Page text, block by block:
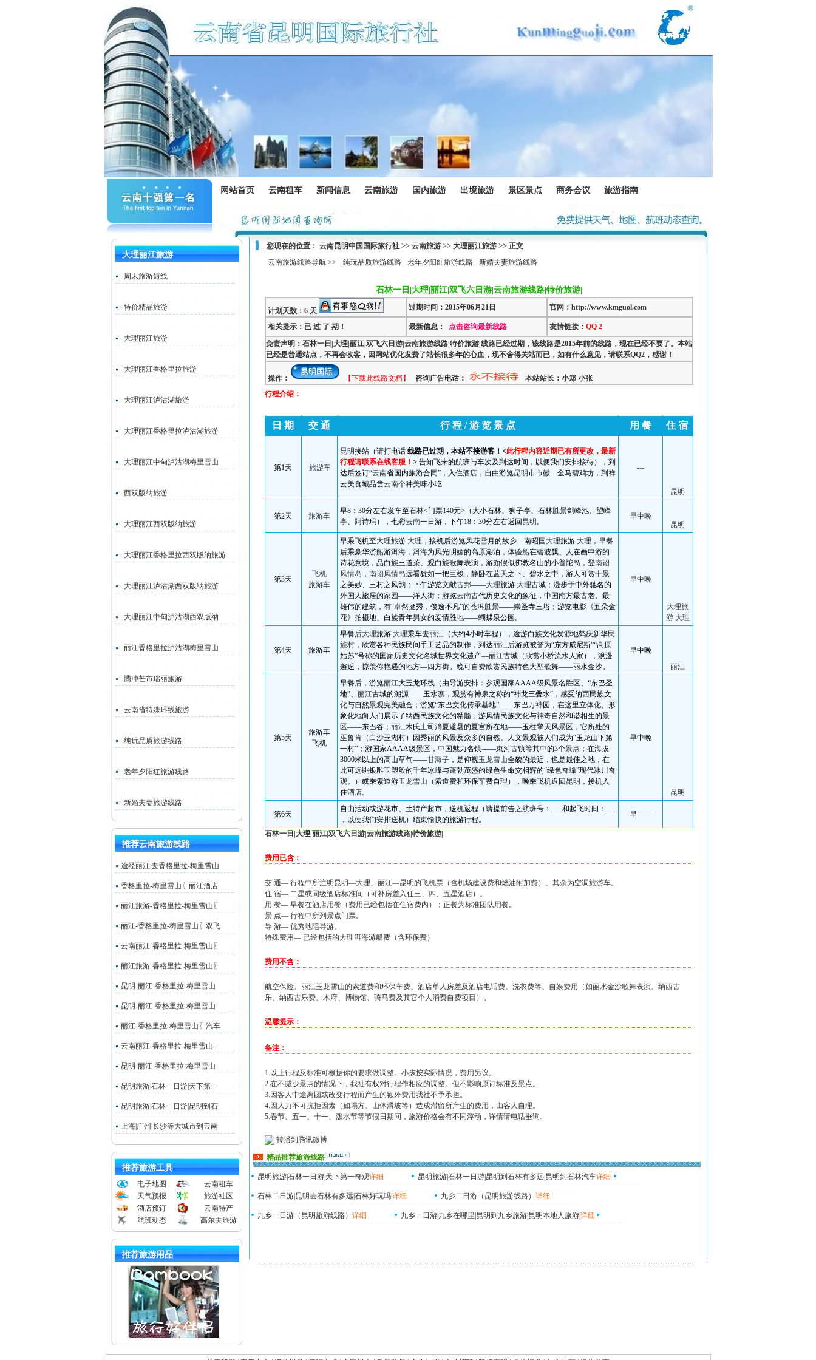
网站首页 云南租车 新闻信息 云南旅游 国内旅游 出境旅游 景区景点 商务会议 旅游指南
大理丽江旅游
周末旅游短线
特价精品旅游
大理丽江旅游
大理丽江香格里拉旅游
大理丽江泸沽湖旅游
大理丽江香格里拉泸沽湖旅游
大理丽江中甸泸沽湖梅里雪山
西双版纳旅游
大理丽江西双版纳旅游
大理丽江香格里拉西双版纳旅游
大理丽江泸沽湖西双版纳旅游
大理丽江中甸泸沽湖西双版纳
丽江香格里拉泸沽湖梅里雪山
腾冲芒市瑞丽旅游
云南省特殊环线旅游
纯玩品质旅游线路
老年夕阳红旅游线路
新婚夫妻旅游线路
推荐云南旅游线路
途经丽江|去香格里拉-梅里雪山
香格里拉-梅里雪山〖丽江酒店
丽江旅游-香格里拉-梅里雪山〖
丽江-香格里拉-梅里雪山〖双飞
云南丽江-香格里拉-梅里雪山〖
丽江旅游-香格里拉-梅里雪山〖
昆明-丽江-香格里拉-梅里雪山
昆明-丽江-香格里拉-梅里雪山
丽江-香格里拉-梅里雪山〖汽车
云南丽江-香格里拉-梅里雪山-
昆明-丽江-香格里拉-梅里雪山
昆明旅游|石林一日游|天下第一
昆明旅游|石林一日游|昆明到石
上海|广州|长沙等大城市到云南
推荐旅游工具
电子地图
云南租车
天气预报
旅游社区
酒店预订
云南特产
航班动态
高尔夫旅游
推荐旅游用品
您现在的位置： 云南昆明中国国际旅行社>> 云南旅游>> 大理丽江旅游>> 正文
云南旅游线路导航 >>
纯玩品质旅游线路 老年夕阳红旅游线路 新婚夫妻旅游线路
石林一日|大理|丽江|双飞六日游|云南旅游线路|特价旅游|
计划天数：6 天 过期时间：2015年06月21日 官网：http://www.kmguol.com
相关提示：已 过 了 期！ 最新信息： 点击咨询最新线路 友情链接： QQ 2
免责声明：石林一日|大理|丽江|双飞六日游|云南旅游线路|特价旅游|线路已经过期，该线路是2015年前的线路，现在已经不要了。本站
已经是普通站点，不再会收客，因网站优化发费了站长很多年的心血，现不舍得关站而已，如有什么意见，请联系QQ2，感谢！
操作： 【下载此线路文档】 咨询广告电话：
本站站长：小郑 小张
行程介绍：
日 期 交 通 行 程/游 览 景 点 用 餐 住 宿
第1天 旅游车
昆明接站（请打电话 线路已过期，本站不接游客！<此行程内容近期已有所更改，最新
行程请联系在线客服！ >告知飞来的航班与车次及到达时间，以便我们安排接待），到
达后签订“云南省国内旅游合同”，入住酒店，自由游览昆明市市徽---金马碧鸡坊，到祥
云美食城品尝云南个种美味小吃
---
昆明
第2天 旅游车
早8： 30分左右发车至石林<门票140元> （大小石林、狮子亭、 石林胜景剑峰池、望峰
亭、阿诗玛），七彩云南一日游，下午18： 30分左右返回 昆明 。
早中晚
昆明
第3天
飞机
旅游车
早乘飞机至大理旅游 大理 ，接机后游览风花雪月的故乡—南昭国 大理旅游 大理 ，早餐
后乘豪华游船游洱海， 洱海为风光明媚的高原湖泊，体验船在碧波飘、人在画中游的
诗花意境，品白族三道茶、观白族歌舞表演，游颇假似佛教名山的小普陀岛，登南诏
风情岛 ， 南诏风情岛远看犹如一把巨梭，静卧在蓝天之下、碧水之中，游人可赏十景
之美妙、三村之风韵；下午游览文献古邦——大理旅游 大理古城；漫步于中外驰名的
外国人旅居的家园——洋人街；游览云南古代历史文化的象征，中国南方最古老、最
雄伟的建筑，有“卓然挺秀，俊逸不凡”的苍洱胜景——崇圣寺三塔；游览电影《五朵金
花》拍摄地、白族青年男女的爱情胜地——蝴蝶泉公园。
早中晚
大理旅
游 大理
第4天 旅游车
早餐后大理旅游 大理乘车去丽江（大约4小时车程），途游白族文化发源地鹤庆新华民
族村，欣赏各种民族民间手工艺品的制作，到达丽江后游览被誉为“东方威尼斯”“高原
姑苏”号称的国家历史文化名城世界文化遗产—丽江古城（欣赏小桥流水人家），浪漫
邂逅，惊羡你艳遇的地方—四方街。晚可自费欣赏民族特色大型歌舞——丽水金沙。
早中晚
丽江
第5天
旅游车
飞机
早餐后，游览丽江大玉龙环线（由导游安排：参观国家AAAA级风景名胜区、“东巴圣
地”、 丽江古城的溯源——玉水寨，观赏有神泉之称的“神龙三叠水”，感受纳西民族文
化与自然景观完美融合；游览“东巴文化传承基地”——东巴万神园 ，在这里立体化、形
象化地向人们展示了纳西民族文化的精髓；游风情民族文化与神奇自然和谐相生的景
区——东巴谷； 丽江木氏土司消夏避暑的夏宫所在地——玉柱擎天风景区，它所处的
巫鲁肯（白沙玉湖村）因秀丽的风景及众多的自然、人文景观被人们成为“玉龙山下第
一村”；游国家AAAA级景区，中国魅力名镇——束河古镇等其中的3个景点 ；在海拔
3000米以上的高山草甸——甘海子，是仰视玉龙雪山全貌的最近，也是最佳之地，在
此可远眺银雕玉塑般的千年冰峰与蓬勃茂盛的绿色生命交相辉的“绿色奇峰”现代冰川奇
观。）或乘索道游玉龙雪山 （索道费和环保车费自理），晚乘飞机返回 昆明 ，接机入
住酒店。
早中晚
昆明
第6天
自由活动或游花市、土特产超市，送机返程（请提前告之航班号：
和起飞时间：
，以便我们安排送机）结束愉快的旅游行程。
早——
石林一日| 大理|丽江|双飞六日游|云南旅游线路|特价旅游|
费用已含：
交 通— 行程中所注明昆明—大理、丽江—昆明的飞机票（含机场建设费和燃油附加费）、其余为空调旅游车。
住 宿— 二星或同级酒店标准间（可补房差入住三、四、五星酒店）。
用 餐— 早餐在酒店用餐（费用已经包括在住宿费内）；正餐为标准团队用餐。
景 点— 行程中所列景点门票。
导 游— 优秀地陪导游。
特殊费用— 已经包括的大理洱海游船费（含环保费）
费用不含：
航空保险、丽江玉龙雪山的索道费和环保车费、酒店单人房差及酒店电话费、洗衣费等、自娱费用（如丽水金沙歌舞表演、纳西古
乐、纳西古乐费、木府、博物馆、骑马费及其它个人消费自费项目）。
温馨提示：
备注：
1.以上行程及标准可根据你的要求做调整。小孩按实际情况，费用另议。
2.在不减少景点的情况下，我社有权对行程作相应的调整。但不影响原订标准及景点。
3.因客人中途离团或改变行程而产生的额外费用我社不予承担。
4.因人力不可抗拒因素（如塌方、山体滑坡等）造成滞留所产生的费用，由客人自理。
5.春节、五一、十一、泼水节等节假日期间，旅游价格会有不同浮动，详情请电话垂询.
转播到腾讯微博
精品推荐旅游线路
详细
昆明旅游|石林一日游|天下第一奇观 详细
昆明旅游|石林一日游|昆明到石林有多远|昆明到石林汽车
详细
石林二日游|昆明去石林有多远|石林好玩吗| 详细
九乡二日游（昆明旅游线路）
详细
九乡一日游（昆明旅游线路） 详细
九乡一日游|九乡在哪里|昆明到九乡旅游|昆明本地人旅游|